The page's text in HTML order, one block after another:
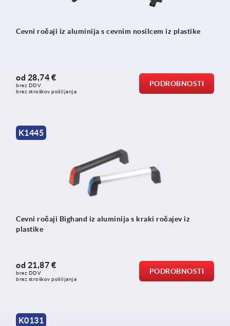
Cevni ročaji iz aluminija s cevnim nosilcem iz plastike
od 28,74 €
brez DDV
brez stroškov pošiljanja
PODROBNOSTI
K1445
Cevni ročaji Bighand iz aluminija s kraki ročajev iz
plastike
od 21,87 €
brez DDV
brez stroškov pošiljanja
PODROBNOSTI
K0131